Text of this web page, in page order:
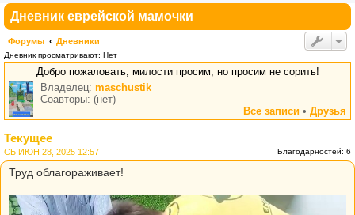
Дневник еврейской мамочки
Форумы Дневники
Дневник просматривают: Нет
Добро пожаловать, милости просим, но просим не сорить!
Владелец: maschustik
Соавторы: (нет)
Все записи • Друзья
Текущее
Благодарностей: 6
СБ ИЮН 28, 2025 12:57
Труд облагораживает!